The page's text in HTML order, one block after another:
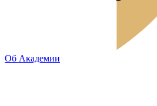
Об Академии